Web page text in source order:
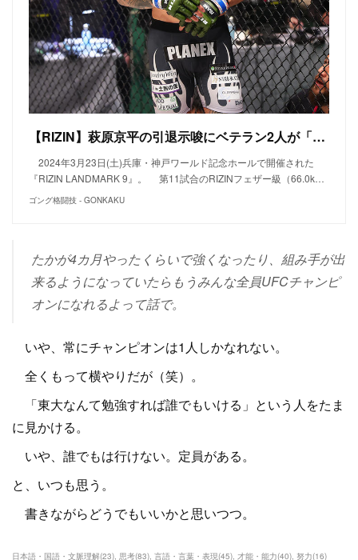
【RIZIN】萩原京平の引退示唆にベテラン2人が「ナメんな」「甘いって」と叱咤激励「諦めたらそこで終了」（金原）「やらなあかんこと満載や」（ストラッサー）
2024年3月23日(土)兵庫・神戸ワールド記念ホールで開催された
『RIZIN LANDMARK 9』。 第11試合のRIZINフェザー級（66.0k…
ゴング格闘技 - GONKAKU
たかが4カ月やったくらいで強くなったり、組み手が出
来るようになっていたらもうみんな全員UFCチャンピ
オンになれるよって話で。
いや、常にチャンピオンは1人しかなれない。
全くもって横やりだが（笑）。
「東大なんて勉強すれば誰でもいける」という人をたま
に見かける。
いや、誰でもは行けない。定員がある。
と、いつも思う。
書きながらどうでもいいかと思いつつ。
日本語・国語・文脈理解(23) 思考(83) 言語・言葉・表現(45) 才能・能力(40) 努力(16)